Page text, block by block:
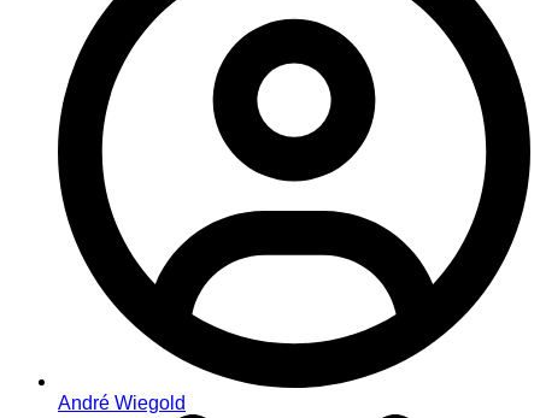
André Wiegold